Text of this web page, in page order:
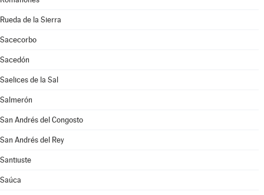
Rueda de la Sierra
Sacecorbo
Sacedón
Saelices de la Sal
Salmerón
San Andrés del Congosto
San Andrés del Rey
Santiuste
Saúca